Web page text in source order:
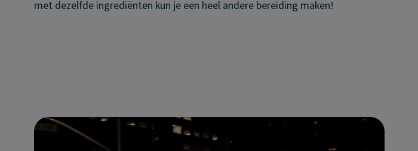
met dezelfde ingrediënten kun je een heel andere bereiding maken!